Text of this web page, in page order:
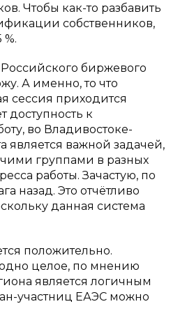
Чтобы как-то разбавить
собственников,
биржевого
А именно, то что
сессия приходится
доступность к
во Владивостоке-
важной задачей,
группами в разных
работы. Зачастую, по
назад. Это отчётливо
данная система
положительно.
одно целое, по мнению
является логичным
участниц ЕАЭС можно